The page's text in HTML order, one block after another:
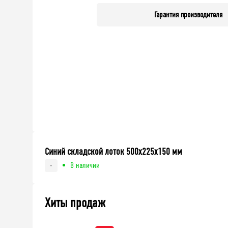
Гарантия производителя
Синий складской лоток 500х225х150 мм
- В наличии
Хиты продаж